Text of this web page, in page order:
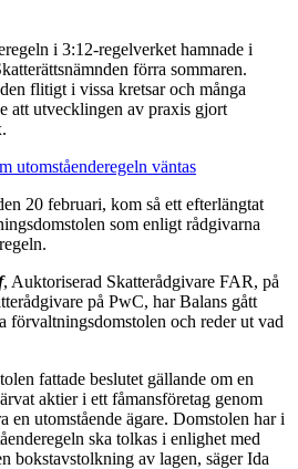
i 3:12-regelverket hamnade i
förra sommaren.
flitigt i vissa kretsar och många
att utvecklingen av praxis gjort
utomstående­regeln väntas
20 februari, kom så ett efterlängtat
som enligt rådgivarna
, Auktoriserad Skatterådgivare FAR, på
på PwC, har Balans gått
förvaltningsdomstolen och reder ut vad
fattade beslutet gällande om en
aktier i ett fåmansföretag genom
en utomstående ägare. Domstolen har i
ska tolkas i enlighet med
bokstavstolkning av lagen, säger Ida